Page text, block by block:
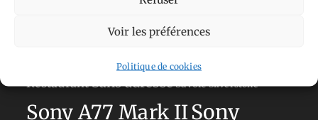
Voir les préférences
Politique de cookies
Olympus OM-D E-M5
RestaurantSans adresseSavoie Silverstone
Sony A77 Mark IISony